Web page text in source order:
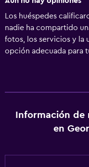
Los huéspedes
nadie ha compartido
fotos, los servicios y la
opción adecuada para
Información de
en